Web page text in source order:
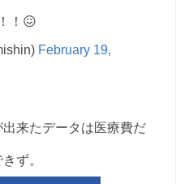
！😖
February 19,
来たデータは医療費だ
ず。